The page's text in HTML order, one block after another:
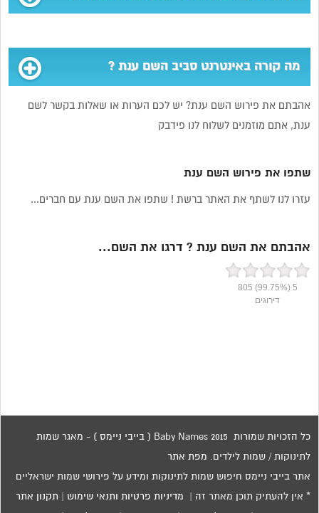
מה קורה באינטרנט סביב השם ענת ?
אהבתם את פירוש השם ענת? יש לכם הערות או שאלות בקשר לשם
ענת, אתם מוזמנים לשלוח לנו פידבק
שתפו את פירוש השם ענת
עזרו לנו לשתף את האתר ברשת ! שתפו את השם ענת עם חברים...
אהבתם את השם ענת ? דרגו את השם...
5
(99.75%)
805
דירוגים
כל הזכויות שמורות 2015 Baby Names ( בייבי ניימס ) - מאגר שמות
לתינוקות / שמות לילדים. מפת אתר
אתר בייבי ניימס חיפוש שמות לתינוקות ומידע על פירושי שמות ישראליים
* אין להעתיק תוכן מאתר זה | מדיניות פרטיות ותנאי שימוש תקנון אתר